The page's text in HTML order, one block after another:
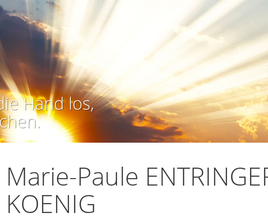
Hand los,
Marie-Paule
KOENIG